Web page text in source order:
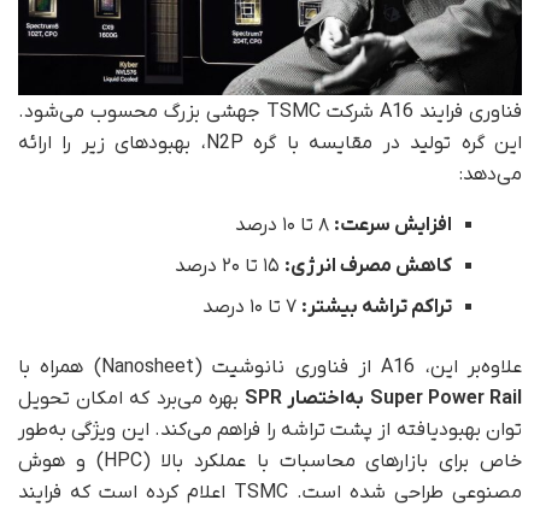
فناوری فرایند A16 شرکت TSMC جهشی بزرگ محسوب می‌شود.
این گره تولید در مقایسه با گره N2P، بهبودهای زیر را ارائه
می‌دهد:
افزایش سرعت: ۸ تا ۱۰ درصد
کاهش مصرف انرژی:
تراکم تراشه بیشتر: ۷ تا ۱۰ درصد
علاوه‌بر این، A16 از فناوری نانوشیت (Nanosheet) همراه با
Super Power Rail به‌اختصار SPR
بهره می‌برد که امکان تحویل
توان بهبودیافته از پشت تراشه را فراهم می‌کند. این ویژگی به‌طور
خاص برای بازارهای محاسبات با عملکرد بالا (HPC) و هوش
مصنوعی طراحی شده است. TSMC اعلام کرده است که فرایند